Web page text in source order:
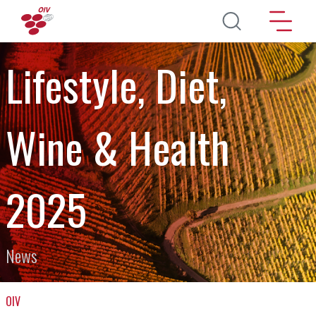
Pasar al contenido principal
Lifestyle, Diet,
Wine & Health
2025
News
OIV